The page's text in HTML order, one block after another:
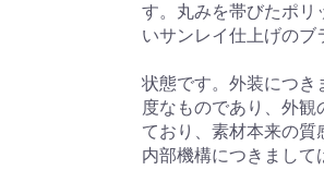
す。丸みを帯びたポリ
いサンレイ仕上げのブ
状態です。外装につき
度なものであり、外
ており、素材本来の質
内部機構につきまし